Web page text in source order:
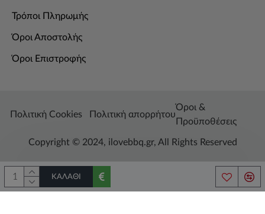
ΚΑΛΆΘΙ
Τρόποι Πληρωμής
Όροι Αποστολής
Όροι Επιστροφής
Πολιτική Cookies Πολιτική απορρήτου
Όροι &
Προϋποθέσεις
Copyright © 2024, ilovebbq.gr, All Rights Reserved